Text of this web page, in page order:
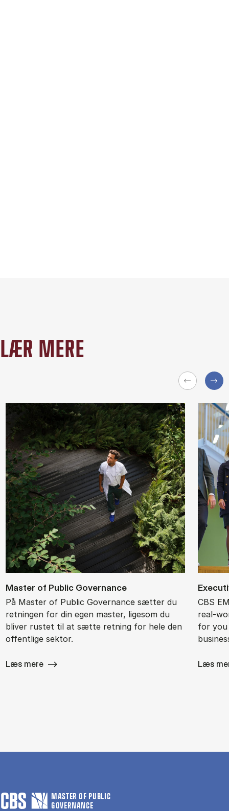
LÆR MERE
Ma­ster of Pu­blic Gover­nan­ce
På Master of Public Governance sætter du
retningen for din egen master, ligesom du
bliver rustet til at sætte retning for hele den
offentlige sektor.
Læs mere
CBS
real-
for you
Læs
MASTER OF PUBLIC
GOVERNANCE